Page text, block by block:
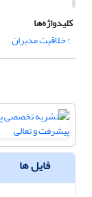
کلیدواژه‌ها
: خلاقیت مدیران
فایل ها